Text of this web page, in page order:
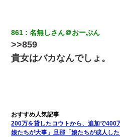
食べる量増やすわｗ」→結果ｗｗｗ
【復讐】義兄嫁「生活費、足りな
われて…
861 名無しさん＠おーぷん
>>859
貴女はバカなんでしょ。
200万を貸したコウトから、追加で400
娘たちが大事」旦那「娘たちが成人し